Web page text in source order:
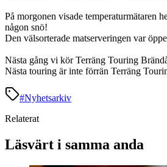
På morgonen visade temperaturmätaren
någon snö!
Den välsorterade matserveringen var
Nästa gång vi kör Terräng Touring
Nästa touring är inte förrän Terräng
#Nyhetsarkiv
Relaterat
Läsvärt i samma anda